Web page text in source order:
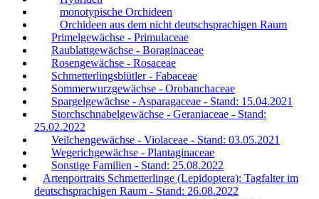
monotypische Orchideen
Orchideen aus dem nicht deutschsprachigen Raum
Primelgewächse - Primulaceae
Raublattgewächse - Boraginaceae
Rosengewächse - Rosaceae
Schmetterlingsblütler - Fabaceae
Sommerwurzgewächse - Orobanchaceae
Spargelgewächse - Asparagaceae - Stand: 15.04.2021
Storchschnabelgewächse - Geraniaceae - Stand:
25.02.2022
Veilchengewächse - Violaceae - Stand: 03.05.2021
Wegerichgewächse - Plantaginaceae
Sonstige Familien - Stand: 25.08.2022
Artenportraits Schmetterlinge (Lepidoptera): Tagfalter im
deutschsprachigen Raum - Stand: 26.08.2022